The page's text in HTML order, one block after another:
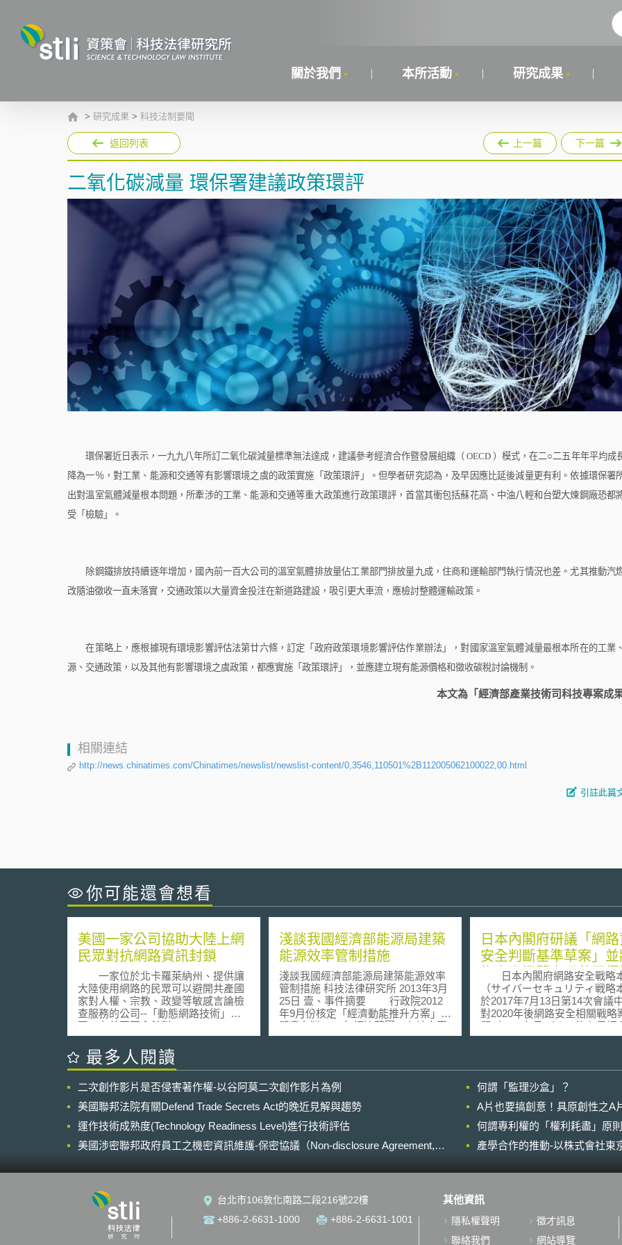
關於我們 本所活動 研究成果
> 研究成果 > 科技法制要聞
返回列表 上一篇 下一篇
二氧化碳減量 環保署建議政策環評
環保署近日表示，一九九八年所訂二氧化碳減量標準無法達成，建議參考經濟合作暨發展組織（ OECD ）模式，在二○二五年年平均成
降為一％，對工業、能源和交通等有影響環境之虞的政策實施「政策環評」。但學者研究認為，及早因應比延後減量更有利。依據環保署
出對溫室氣體減量根本問題，所牽涉的工業、能源和交通等重大政策進行政策環評，首當其衝包括蘇花高、中油八輕和台塑大煉鋼廠恐都
受「檢驗」。
除鋼鐵排放持續逐年增加，國內前一百大公司的溫室氣體排放量佔工業部門排放量九成，住商和運輸部門執行情況也差。尤其推動汽
改隨油徵收一直未落實，交通政策以大量資金投注在新道路建設，吸引更大車流，應檢討整體運輸政策。
在策略上，應根據現有環境影響評估法第廿六條，訂定「政府政策環境影響評估作業辦法」，對國家溫室氣體減量最根本所在的工業
源、交通政策，以及其他有影響環境之虞政策，都應實施「政策環評」，並應建立現有能源價格和徵收碳稅討論機制。
本文為「經濟部產業技術司科技專案成果
相關連結
http://news.chinatimes.com/Chinatimes/newslist/newslist-content/0,3546,110501%2B112005062100022,00.html
引註此篇
你可能還會想看
美國一家公司協助大陸上網
民眾對抗網路資訊封鎖
一家位於北卡羅萊納州、提供讓
大陸使用網路的民眾可以避開共產國
家對人權、宗教、政變等敏感言論檢
查服務的公司--「動態網路技術」公
司，在美國國會針對 Google, Yahoo,
Microsoft and Cisco Systems等在大
陸有投資經營的公司舉行聽證會後，
它所投入的阻撓網路際網路言論檢查
在2002年Yahoo就與中共簽下《中國
互聯網行業自律公約》，主動檢查和
過濾中共不喜歡的資訊；CISCO則是
用自己公司生產的路由器和防火牆自
動監視每一個中國用戶瀏灠的網站，
一旦發現網站的內容中有被禁止的字
的網站的網路位址被列入黑名單。
Google、Yahoo這些公司被認定與大
陸官方合作封鎖對大陸有異議的意
見，以獲取進入大陸廣大市場的機
會，因而受到美國國會的關切。在這
次聽證會中，國會也注意到了許多的
淺談我國經濟部能源局建築
能源效率管制措施
淺談我國經濟部能源局建築能源效率
管制措施 科技法律研究所 2013年3月
25日 壹、事件摘要 行政院2012
年9月份核定「經濟動能推升方案」，
擘畫台灣2030年經濟藍圖。在該方案
中，乃明示能源永續發展的重要性。
大之觀光旅館、百貨公司、零售式量
販店、連鎖超級市場、連鎖便利商
店、連鎖化妝品零售店、連鎖電器零
售店及銀行、證券商、郵局、大眾運
輸場站及轉運站等合計11類業者，實
施「冷氣不外洩」、「禁用白熾燈
預估每年可節省2,158萬度電。
年總用電量約71億度，其中空調用電
量約占41%。觀鄰近中國大陸、南
韓、日本政府均已針對營業場所訂有
夏季室內空調溫度，並由公部門帶頭
日本內閣府研議「網
安全判斷基準草案」並
為未來機關處理共同
日本內閣府網路安全戰略
（サイバーセキュリティ戦略
於2017年7月13日第14次會議
對2020年後網路安全相關戰略
顧（2020年及びその後を見据
イバーセキュリティの在り方
基準）草案。對於現代網路攻
之嚴重程度、資訊之重要程度
範圍等情狀，為使相關機關可
適當之處理，進而可以迅速採
之行動，特制訂強化處理網路
斷基準草案。其後將陸續與相
政策。 本基準設置目的：為了於
準，以有助於事故相關主體間
理解，並可以做為政府在面對
害時判斷之基準，成為相關事
共享之體制與方法之基準。 本基
最多人閱讀
二次創作影片是否侵害著作權-以谷阿莫二次創作影片為例
何謂「監理沙盒」？
美國聯邦法院有關Defend Trade Secrets Act的晚近見解與趨勢
A片也要搞創意！具原創性之A
運作技術成熟度(Technology Readiness Level)進行技術評估
何謂專利權的「權利耗盡」原
美國涉密聯邦政府員工之機密資訊維護-保密協議（Non-disclosure Agreement,
產學合作的推動-以株式會社東
台北市106敦化南路二段216號22樓
+886-2-6631-1000
+886-2-6631-1001
其他資訊
隱私權聲明
徵才訊息
聯絡我們
網站導覽